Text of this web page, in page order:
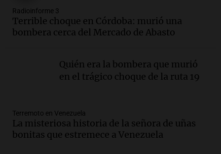
Audio. Se registra inusual nevada en
Zapala, Neuquén, con más de mil
camiones varados
Controversia en el peronismo
mendocino por ausencia de senadora
Episodios
Audio.Mateo Bouniba, joven de Villa
María, necesita un trasplante de médula
Radioinforme 3
Terrible choque en Córdoba: murió una
bombera cerca del Mercado de Abasto
Quién era la bombera que murió
en el trágico choque de la ruta 19
Terremoto en Venezuela
La misteriosa historia de la señora de uñas
bonitas que estremece a Venezuela